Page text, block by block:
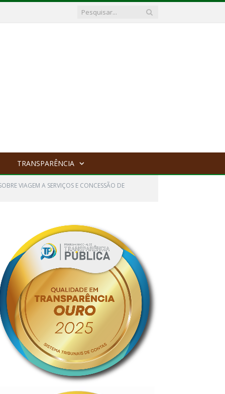
TRANSPARÊNCIA
VIAGEM A SERVIÇOS E CONCESSÃO DE